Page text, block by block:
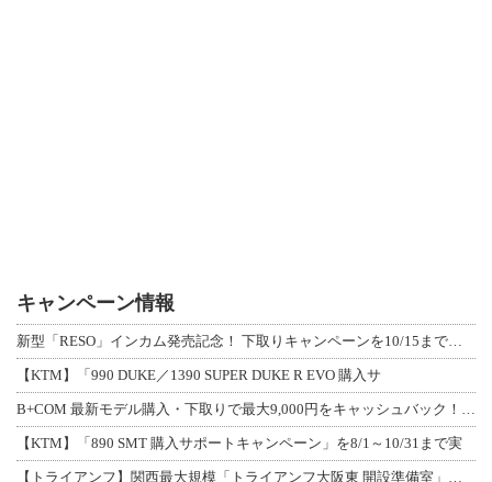
キャンペーン情報
【KTM】「990 DUKE／1390 SUPER DUKE R EVO 購入サ
【KTM】「890 SMT 購入サポートキャンペーン」を8/1～10/31まで実